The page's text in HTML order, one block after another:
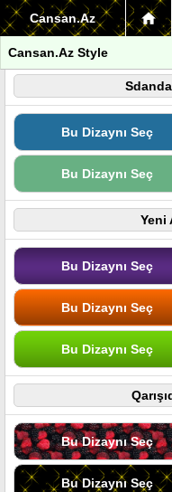
Cansan.Az
Cansan.Az Style
Bu Dizaynı Seç
Bu Dizaynı Seç
Yeni
Bu Dizaynı Seç
Bu Dizaynı Seç
Bu Dizaynı Seç
Bu Dizaynı Seç
Bu Dizaynı Seç